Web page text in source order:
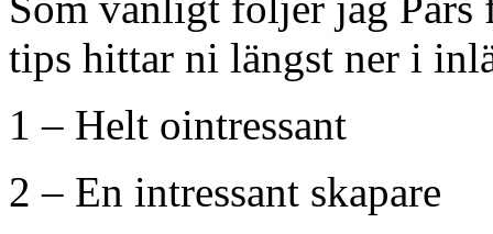
tips hittar ni längst ner i
1 – Helt ointressant
2 – En intressant skapare